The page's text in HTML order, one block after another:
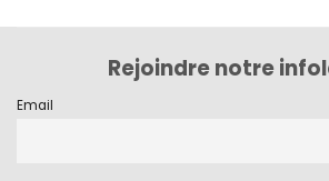
Rejoindre notre
Email